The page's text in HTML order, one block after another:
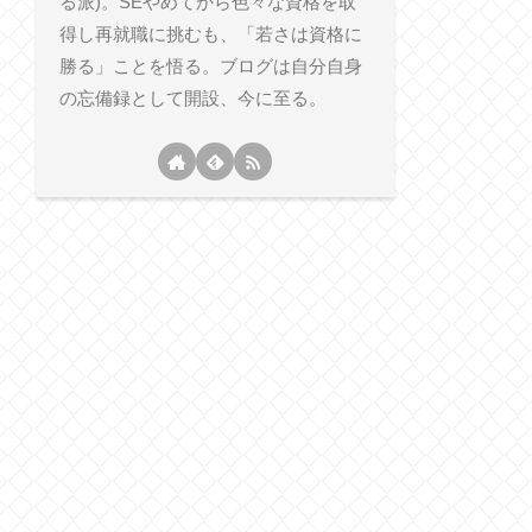
得し再就職に挑むも、「若さは資格に
勝る」ことを悟る。ブログは自分自身
の忘備録として開設、今に至る。